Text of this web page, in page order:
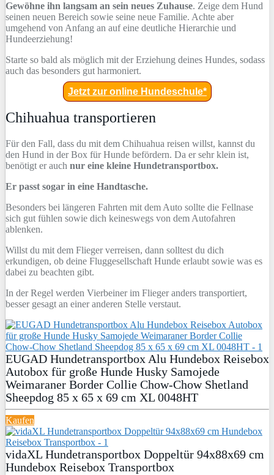
Gewöhne ihn langsam an sein neues Zuhause. Zeige dem Hund
seinen neuen Bereich sowie seine neue Familie. Achte aber
umgehend von Anfang an auf eine deutliche Hierarchie und
Hundeerziehung!
Starte so bald als möglich mit der Erziehung deines Hundes, sodass
auch das besonders gut harmoniert.
Jetzt zur online Hundeschule*
Chihuahua transportieren
Für den Fall, dass du mit dem Chihuahua reisen willst, kannst du
den Hund in der Box für Hunde befördern. Da er sehr klein ist,
benötigt er auch nur eine kleine Hundetransportbox.
Er passt sogar in eine Handtasche.
Besonders bei längeren Fahrten mit dem Auto sollte die Fellnase
sich gut fühlen sowie dich keineswegs von dem Autofahren
ablenken.
Willst du mit dem Flieger verreisen, dann solltest du dich
erkundigen, ob deine Fluggesellschaft Hunde erlaubt sowie was es
dabei zu beachten gibt.
In der Regel werden Vierbeiner im Flieger anders transportiert,
besser gesagt an einer anderen Stelle verstaut.
EUGAD Hundetransportbox Alu Hundebox Reisebox
Autobox für große Hunde Husky Samojede
Weimaraner Border Collie Chow-Chow Shetland
Sheepdog 85 x 65 x 69 cm XL 0048HT
Kaufen
vidaXL Hundetransportbox Doppeltür 94x88x69 cm
Hundebox Reisebox Transportbox